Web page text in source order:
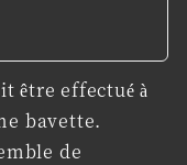
être effectué à
bavette.
de